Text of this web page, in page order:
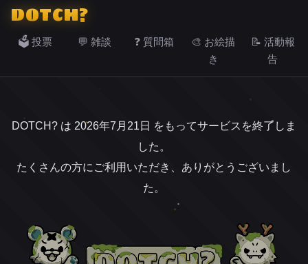
DOTCH?
🗳️ 投票 💬 雑談 ❓ 質問箱
🎨 お絵描
き
📝 活動報
告
DOTCH? は 2026年7月21日 をもってサービスを終了しま
した。
たくさんの方にご利用いただき、ありがとうございまし
た。